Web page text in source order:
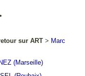
•
sur ART > Marc
(Marseille)